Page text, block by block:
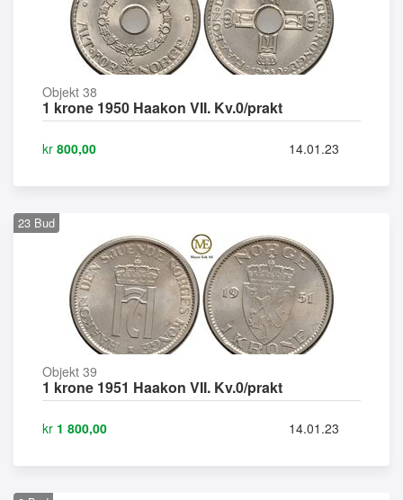
Objekt 38
1 krone 1950 Haakon VII. Kv.0/prakt
kr 800,00 14.01.23
23 Bud
Objekt 39
1 krone 1951 Haakon VII. Kv.0/prakt
kr 1 800,00 14.01.23